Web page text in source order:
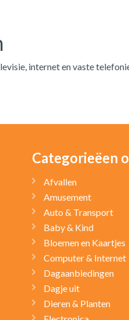
internet en vaste
Categorieëen
Afvallen
Amusement
Auto & Transport
Baby & Kind
Bloemen en Kaartjes
Computer & Internet
Dagaanbiedingen
Dagje uit
Dieren & Planten